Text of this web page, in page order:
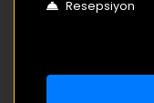
Resepsiyon